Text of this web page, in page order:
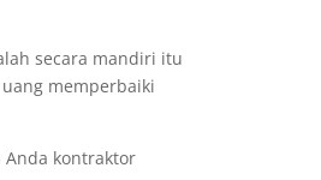
secara mandiri itu
memperbaiki
kontraktor